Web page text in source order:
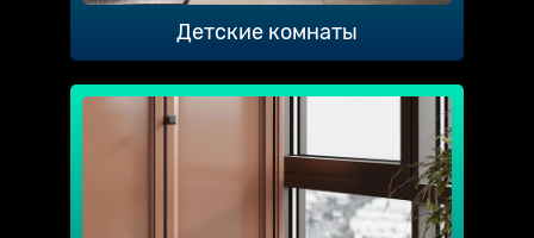
Детские комнаты